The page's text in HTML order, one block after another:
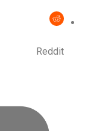
Reddit